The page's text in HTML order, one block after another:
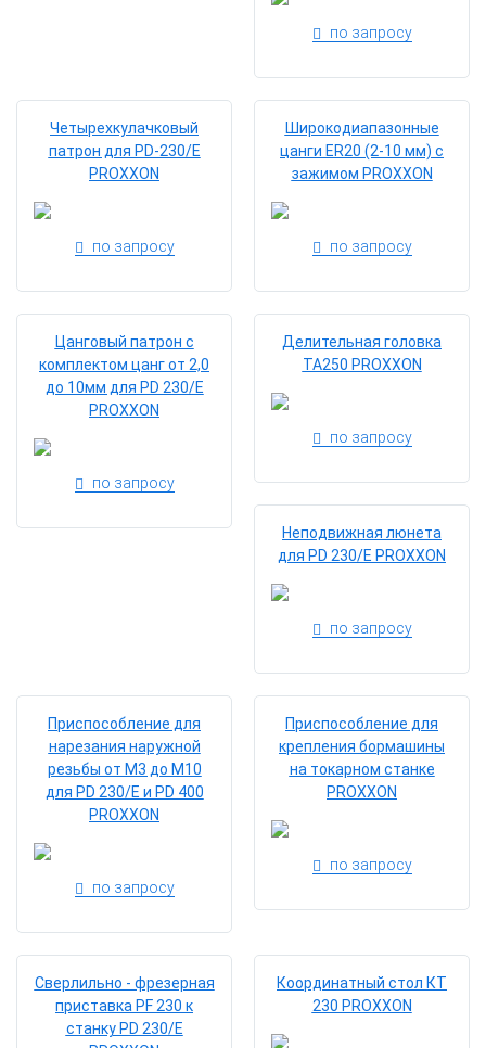
по запросу
Четырехкулачковый
патрон для PD-230/E
PROXXON
по запросу
Широкодиапазонные
цанги ER20 (2-10 мм) с
зажимом PROXXON
по запросу
Цанговый патрон с
комплектом цанг от 2,0
до 10мм для PD 230/E
PROXXON
по запросу
Делительная головка
ТА250 PROXXON
по запросу
Неподвижная люнета
для PD 230/E PROXXON
по запросу
Приспособление для
нарезания наружной
резьбы от М3 до М10
для PD 230/E и PD 400
PROXXON
по запросу
Приспособление для
крепления бормашины
на токарном станке
PROXXON
по запросу
Сверлильно - фрезерная
приставка PF 230 к
станку PD 230/E
Координатный стол КТ
230 PROXXON